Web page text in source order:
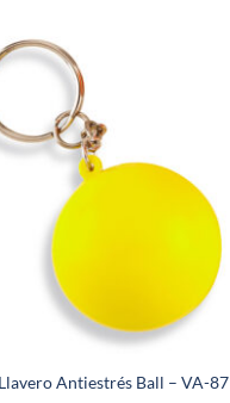
Llavero Antiestrés Ball – VA-87